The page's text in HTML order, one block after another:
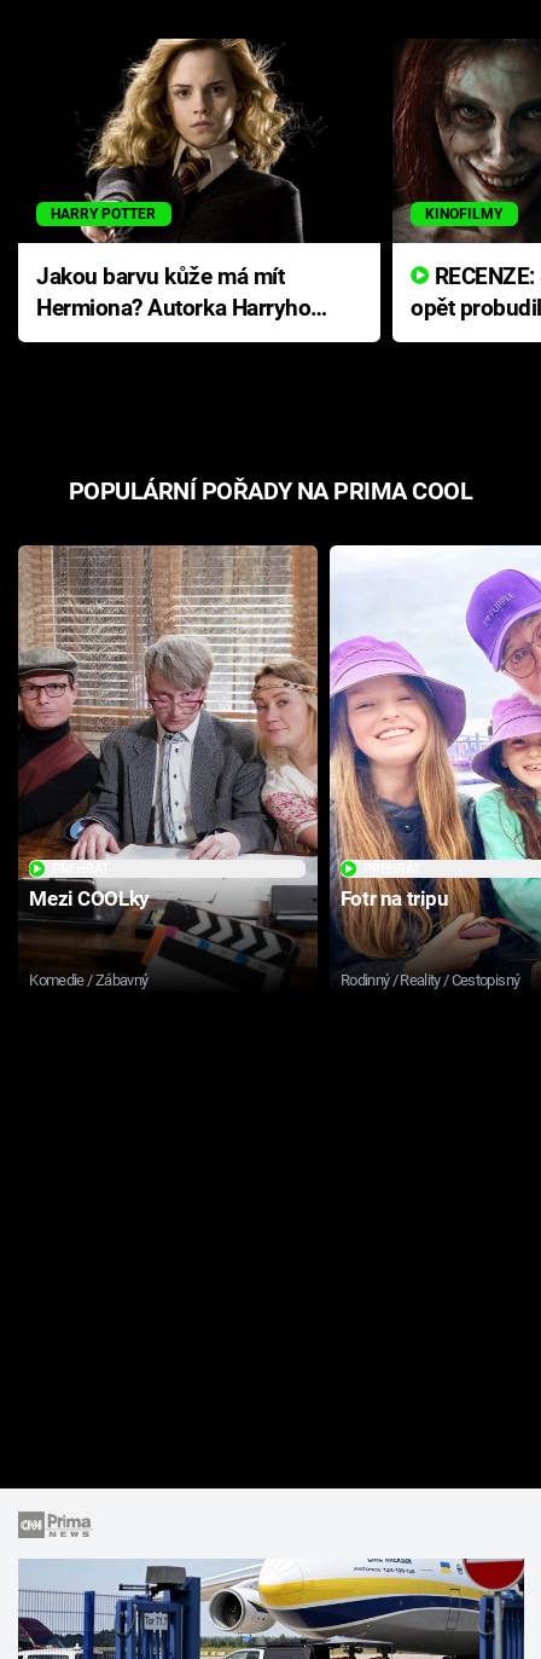
HARRY POTTER
Jakou barvu kůže má mít
Hermiona? Autorka Harryho
Pottera přišla s ráznou
KINOFILMY
opět
přichází s
POPULÁRNÍ POŘADY NA PRIMA COOL
Mezi COOLky
Komedie / Zábavný
Fotr na tripu
Rodinný / Reality / Cestopisný